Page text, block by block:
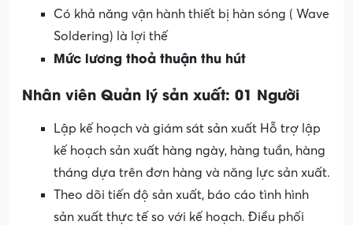
Có khả năng vận hành thiết bị hàn sóng ( Wave
Soldering) là lợi thế
Mức lương thoả thuận thu hút
Nhân viên Quản lý sản xuất: 01 Người
Lập kế hoạch và giám sát sản xuất Hỗ trợ lập
kế hoạch sản xuất hàng ngày, hàng tuần, hàng
tháng dựa trên đơn hàng và năng lực sản xuất.
Theo dõi tiến độ sản xuất, báo cáo tình hình
sản xuất thực tế so với kế hoạch. Điều phối